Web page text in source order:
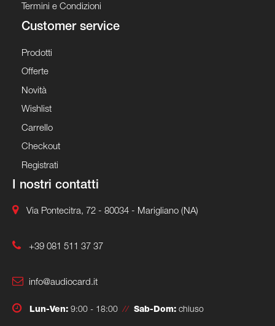
Termini e Condizioni
Customer service
Prodotti
Offerte
Novità
Wishlist
Carrello
Checkout
Registrati
I nostri contatti
Via Pontecitra, 72 - 80034 - Marigliano (NA)
+39 081 511 37 37
info@audiocard.it
Lun-Ven: 9:00 - 18:00// Sab-Dom: chiuso